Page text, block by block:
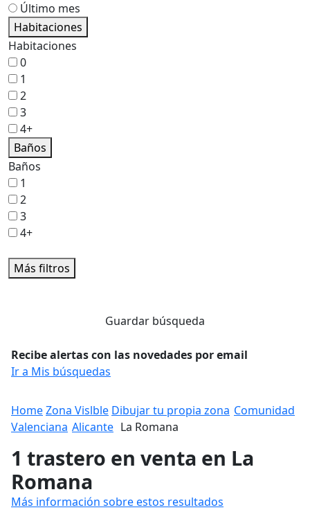
Último mes
Habitaciones
Habitaciones
0
1
2
3
4+
Baños
Baños
1
2
3
4+
Más filtros
Guardar búsqueda
Recibe alertas con las novedades por email
Ir a Mis búsquedas
HomeZona Vislble Dibujar tu propia zona Comunidad
Valenciana Alicante La Romana
1 trastero en venta en La
Romana
Más información sobre estos resultados